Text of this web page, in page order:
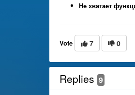
Не хватает
Vote 7 0
Replies 9